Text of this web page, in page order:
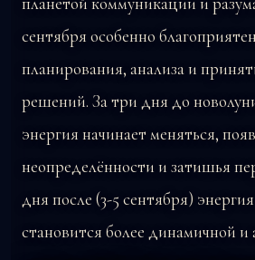
сентября особенно
планирования, анализа и
решений. За три дня до
энергия начинает меняться,
неопределённости и затишья
дня после (3-5 сентября)
становится более динамичной и